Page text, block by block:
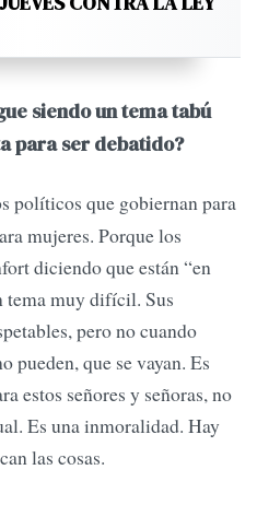
siendo un tema tabú
para ser debatido?
políticos que gobiernan para
mujeres. Porque los
diciendo que están “en
tema muy difícil. Sus
pero no cuando
pueden, que se vayan. Es
estos señores y señoras, no
Es una inmoralidad. Hay
las cosas.